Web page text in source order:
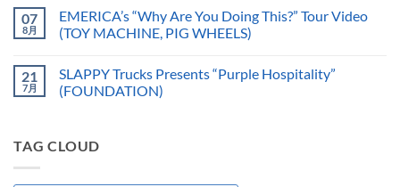
07
8月
EMERICA’s “Why Are You Doing This?” Tour Video
(TOY MACHINE, PIG WHEELS)
21
7月
SLAPPY Trucks Presents “Purple Hospitality”
(FOUNDATION)
TAG CLOUD